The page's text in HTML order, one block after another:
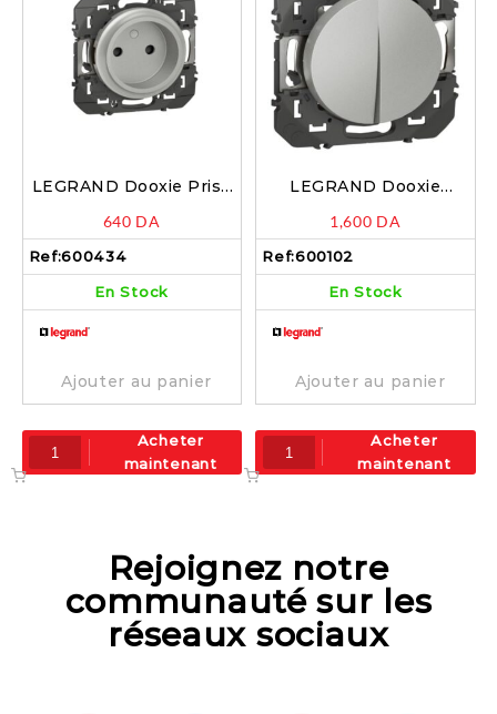
LEGRAND Dooxie Prise
16A alu – 600434
640 DA
Ref:600434
En Stock
Ajouter au panier
Acheter
maintenant
LEGRAND Dooxie
va-et-vient 10AX alu –
600102
1,600 DA
Ref:600102
En Stock
Ajouter au panier
Acheter
maintenant
Rejoignez notre
communauté sur les
réseaux sociaux